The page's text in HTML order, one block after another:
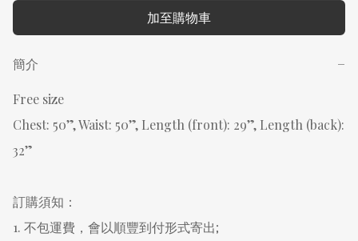
加至購物車
簡介 −
Free size
Chest: 50”, Waist: 50”, Length (front): 29”, Length (back):
32”
訂購須知：
1. 不包運費，會以順豐到付形式寄出;